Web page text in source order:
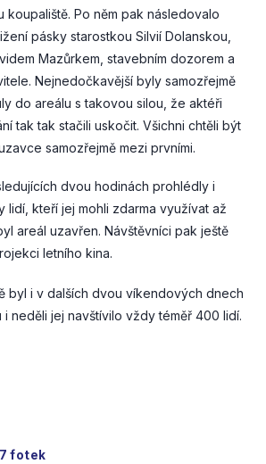
koupaliště. Po něm pak následovalo
pásky starostkou Silvií Dolanskou,
Mazůrkem, stavebním dozorem a
Nejnedočkavější byly samozřejmě
do areálu s takovou silou, že aktéři
tak tak stačili uskočit. Všichni chtěli být
samozřejmě mezi prvními.
dvou hodinách prohlédly i
lidí, kteří jej mohli zdarma využívat až
areál uzavřen. Návštěvníci pak ještě
letního kina.
byl i v dalších dvou víkendových dnech
i neděli jej navštívilo vždy téměř 400 lidí.
fotek